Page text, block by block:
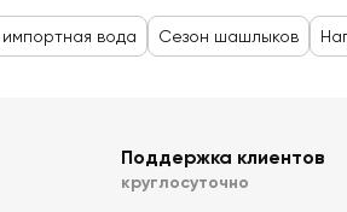
вода Сезон шашлыков
Поддержка клиентов
круглосуточно